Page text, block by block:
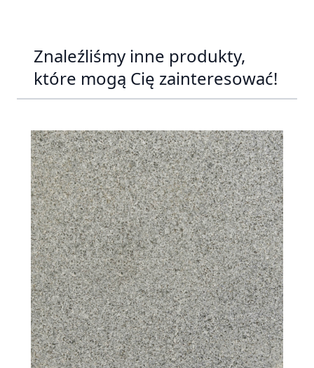
Znaleźliśmy inne produkty,
które mogą Cię zainteresować!